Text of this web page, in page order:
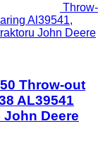
Throw-
Al39541,
John Deere
Throw-out
AL39541
Deere